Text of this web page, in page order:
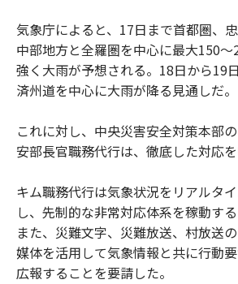
気象庁によると、17日まで首都圏、
中部地方と全羅圏を中心に最大150
強く大雨が予想される。18日から19
済州道を中心に大雨が降る見通しだ。
これに対し、中央災害安全対策本部
安部長官職務代行は、徹底した対応を
キム職務代行は気象状況をリアルタ
し、先制的な非常対応体系を稼動す
また、災難文字、災難放送、村放送
媒体を活用して気象情報と共に行動
広報することを要請した。